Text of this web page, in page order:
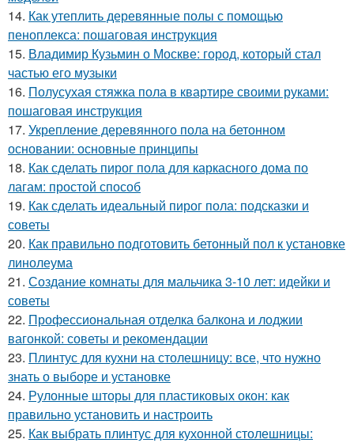
14. Как утеплить деревянные полы с помощью
пеноплекса: пошаговая инструкция
15. Владимир Кузьмин о Москве: город, который стал
частью его музыки
16. Полусухая стяжка пола в квартире своими руками:
пошаговая инструкция
17. Укрепление деревянного пола на бетонном
основании: основные принципы
18. Как сделать пирог пола для каркасного дома по
лагам: простой способ
19. Как сделать идеальный пирог пола: подсказки и
советы
20. Как правильно подготовить бетонный пол к установке
линолеума
21. Создание комнаты для мальчика 3-10 лет: идейки и
советы
22. Профессиональная отделка балкона и лоджии
вагонкой: советы и рекомендации
23. Плинтус для кухни на столешницу: все, что нужно
знать о выборе и установке
24. Рулонные шторы для пластиковых окон: как
правильно установить и настроить
25. Как выбрать плинтус для кухонной столешницы: